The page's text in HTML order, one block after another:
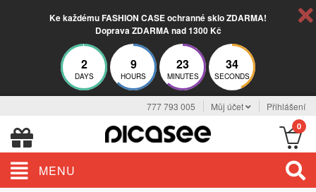
Ke každému FASHION CASE ochranné sklo ZDARMA!
Doprava ZDARMA nad 1300 Kč
2
DAYS
9
HOURS
23
MINUTES
34
SECONDS
777 793 005 Můj účet Přihlášení
0
MENU